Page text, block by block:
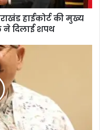
हाईकोर्ट की मुख्य
ने दिलाई शपथ